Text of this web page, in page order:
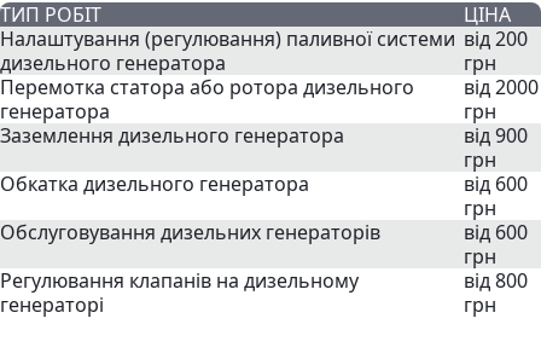
ТИП РОБІТ
ЦІНА
Налаштування (регулювання) паливної системи
дизельного генератора
від 200
грн
Перемотка статора або ротора дизельного
генератора
від 2000
грн
Заземлення дизельного генератора
від 900
грн
Обкатка дизельного генератора
від 600
грн
Обслуговування дизельних генераторів
від 600
грн
Регулювання клапанів на дизельному
генераторі
від 800
грн